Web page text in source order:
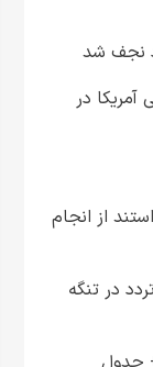
نجف شد
در
از انجام
در تنگه